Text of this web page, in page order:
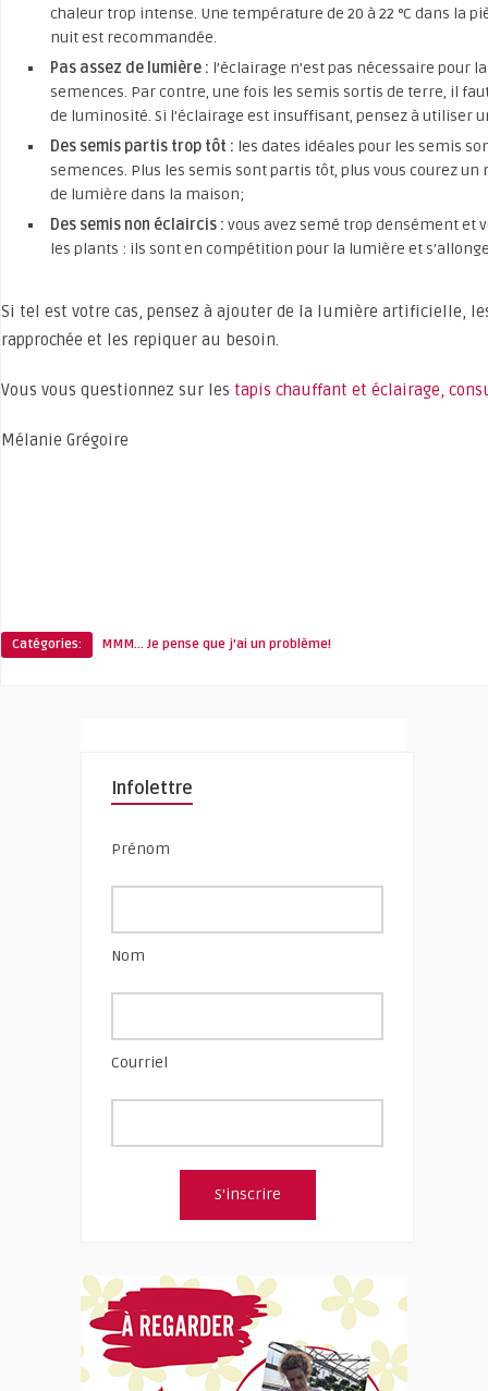
chaleur trop intense. Une température de 20 à 22 °C dans la
nuit est recommandée.
Pas assez de lumière : l’éclairage n’est pas nécessaire pour
semences. Par contre, une fois les semis sortis de terre, il
de luminosité. Si l’éclairage est insuffisant, pensez à utiliser
Des semis partis trop tôt : les dates idéales pour les semis
semences. Plus les semis sont partis tôt, plus vous courez un
de lumière dans la maison;
Des semis non éclaircis : vous avez semé trop densément et
les plants : ils sont en compétition pour la lumière et
Si tel est votre cas, pensez à ajouter de la lumière artificielle,
rapprochée et les repiquer au besoin.
Vous vous questionnez sur les tapis chauffant et éclairage,
Mélanie Grégoire
Catégories: MMM... Je pense que j'ai un problème!
Infolettre
Prénom
Nom
Courriel